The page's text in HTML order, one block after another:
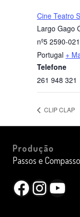
Cine Teatro
Largo Gago
nº5 2590-
Portugal +
Telefone
261 948 321
CLIP CLAP
Produção
Passos e
Facebook